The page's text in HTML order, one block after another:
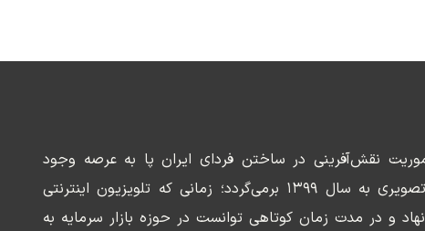
نقش‌آفرینی در ساختن فردای ایران پا به عرصه وجود
می‌گذارد. سابقه این رسانه تصویری به سال ۱۳۹۹ برمی‌گردد؛ زمانی که تلویزیون اینترنتی
و در مدت زمان کوتاهی توانست در حوزه بازار سرمایه به